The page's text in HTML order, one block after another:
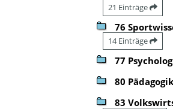
21 Einträge
76
14 Einträge
77
80 Pädagogik
83